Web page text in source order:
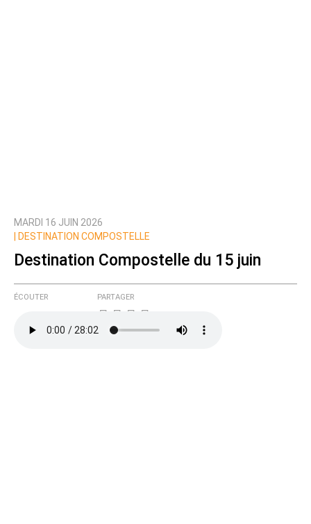
Prévenez-moi de tous les nouveaux commentaires
MARDI 16 JUIN 2026
DESTINATION COMPOSTELLE
Destination Compostelle du 15 juin
ÉCOUTER PARTAGER